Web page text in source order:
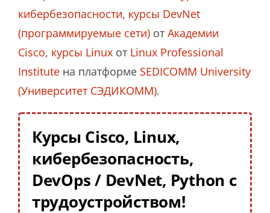
кибербезопасности, курсы DevNet
(программируемые сети) от Академии
Cisco, курсы Linux от Linux Professional
Institute на платформе SEDICOMM University
(Университет СЭДИКОММ).
Курсы Cisco, Linux,
кибербезопасность,
DevOps / DevNet, Python с
трудоустройством!